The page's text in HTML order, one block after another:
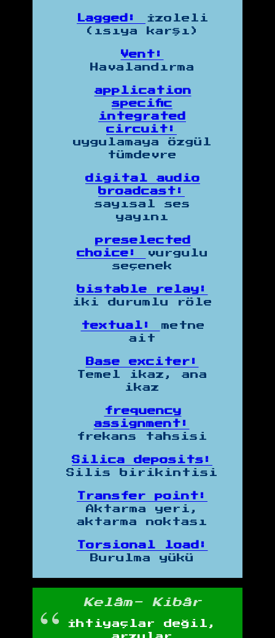
Lagged:
İzoleli
(ısıya karşı)
Vent:
Havalandırma
application
specific
integrated
circuit:
uygulamaya özgül
tümdevre
digital audio
broadcast:
sayısal ses
yayını
preselected
choice:
vurgulu
seçenek
bistable relay:
iki durumlu röle
textual:
metne
ait
Base exciter:
Temel ikaz, ana
ikaz
frequency
assignment:
frekans tahsisi
Silica deposits:
Silis birikintisi
Transfer point:
Aktarma yeri,
aktarma noktası
Torsional load:
Burulma yükü
Kelâm- Kibâr
İhtiyaçlar değil,